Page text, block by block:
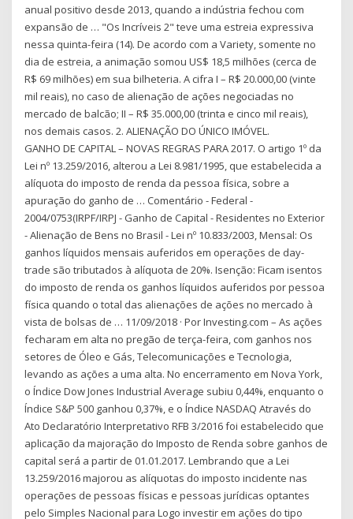
anual positivo desde 2013, quando a indústria fechou com
expansão de … "Os Incríveis 2" teve uma estreia expressiva
nessa quinta-feira (14). De acordo com a Variety, somente no
dia de estreia, a animação somou US$ 18,5 milhões (cerca de
R$ 69 milhões) em sua bilheteria. A cifra I – R$ 20.000,00 (vinte
mil reais), no caso de alienação de ações negociadas no
mercado de balcão; II – R$ 35.000,00 (trinta e cinco mil reais),
nos demais casos. 2. ALIENAÇÃO DO ÚNICO IMÓVEL.
GANHO DE CAPITAL – NOVAS REGRAS PARA 2017. O artigo 1º da
Lei nº 13.259/2016, alterou a Lei 8.981/1995, que estabelecida a
alíquota do imposto de renda da pessoa física, sobre a
apuração do ganho de … Comentário - Federal -
2004/0753(IRPF/IRPJ - Ganho de Capital - Residentes no Exterior
- Alienação de Bens no Brasil - Lei nº 10.833/2003, Mensal: Os
ganhos líquidos mensais auferidos em operações de day-
trade são tributados à alíquota de 20%. Isenção: Ficam isentos
do imposto de renda os ganhos líquidos auferidos por pessoa
física quando o total das alienações de ações no mercado à
vista de bolsas de … 11/09/2018 · Por Investing.com – As ações
fecharam em alta no pregão de terça-feira, com ganhos nos
setores de Óleo e Gás, Telecomunicações e Tecnologia,
levando as ações a uma alta. No encerramento em Nova York,
o Índice Dow Jones Industrial Average subiu 0,44%, enquanto o
Índice S&P 500 ganhou 0,37%, e o Índice NASDAQ Através do
Ato Declaratório Interpretativo RFB 3/2016 foi estabelecido que
aplicação da majoração do Imposto de Renda sobre ganhos de
capital será a partir de 01.01.2017. Lembrando que a Lei
13.259/2016 majorou as alíquotas do imposto incidente nas
operações de pessoas físicas e pessoas jurídicas optantes
pelo Simples Nacional para Logo investir em ações do tipo